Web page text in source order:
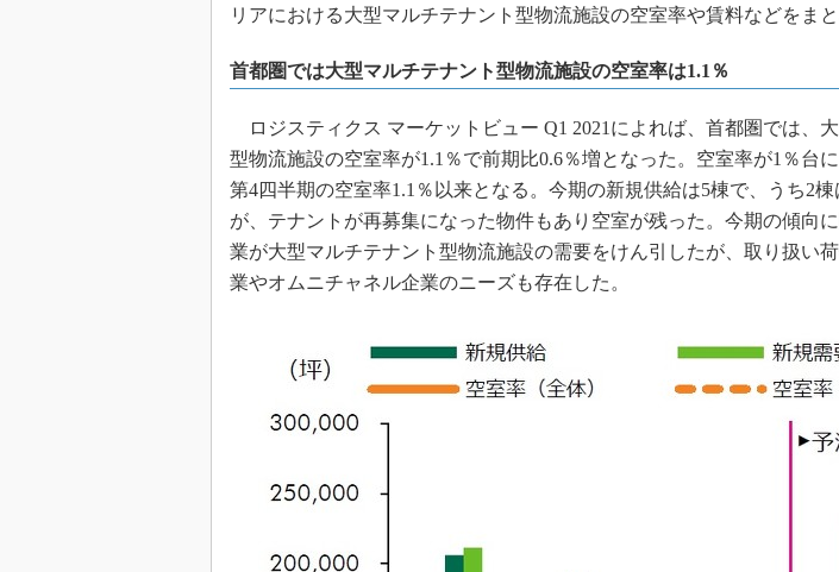
リアにおける大型マルチテナント型物流施設の空室率や賃料などをまと
首都圏では大型マルチテナント型物流施設の空室率は1.1％
ロジスティクス マーケットビュー Q1 2021によれば、首都圏では、
型物流施設の空室率が1.1％で前期比0.6％増となった。空室率が1％台
第4四半期の空室率1.1％以来となる。今期の新規供給は5棟で、うち2
が、テナントが再募集になった物件もあり空室が残った。今期の傾向
業が大型マルチテナント型物流施設の需要をけん引したが、取り扱い
業やオムニチャネル企業のニーズも存在した。